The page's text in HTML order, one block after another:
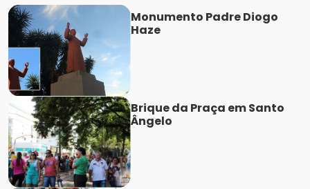
Monumento Padre Diogo
Haze
Brique da Praça em Santo
Ângelo